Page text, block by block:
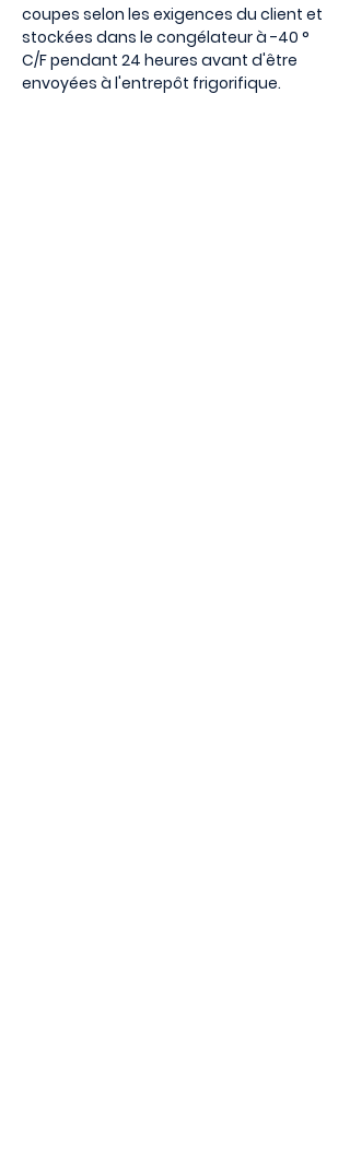
coupes selon les exigences du client et
stockées dans le congélateur à -40 °
C/F pendant 24 heures avant d'être
envoyées à l'entrepôt frigorifique.